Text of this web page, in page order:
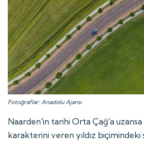
Fotoğraflar: Anadolu Ajansı
Naarden'in tarihi Orta Çağ'a
karakterini veren yıldız biçimindeki